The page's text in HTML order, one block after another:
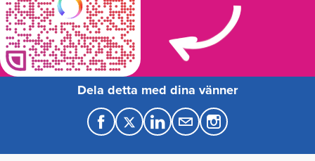
Dela detta med dina vänner
F
a
T
w
L
i
M
a